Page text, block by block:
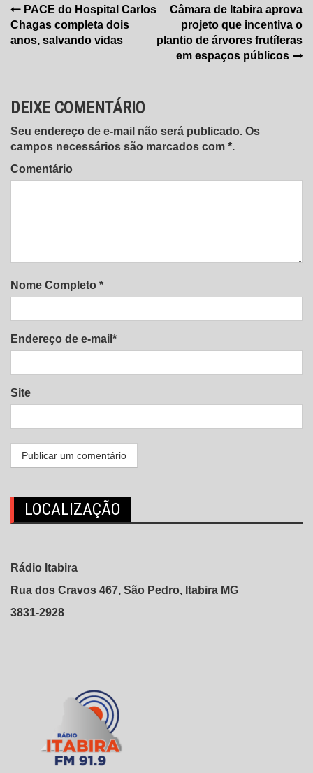
Navegação
de
PACE do Hospital Carlos
Chagas completa dois
anos, salvando vidas
Câmara de Itabira aprova
projeto que incentiva o
plantio de árvores frutíferas
em espaços públicos
DEIXE COMENTÁRIO
Seu endereço de e-mail não será publicado. Os
campos necessários são marcados com *.
Comentário
Nome Completo *
Endereço de e-mail*
Site
LOCALIZAÇÃO
Rádio Itabira
Rua dos Cravos 467, São Pedro, Itabira MG
3831-2928